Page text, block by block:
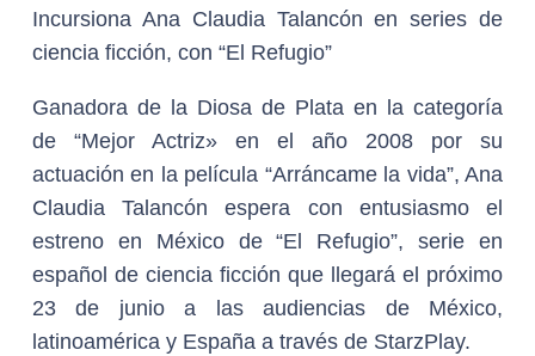
Incursiona Ana Claudia Talancón en series de
ciencia ficción, con “El Refugio”
Ganadora de la Diosa de Plata en la categoría
de “Mejor Actriz» en el año 2008 por su
actuación en la película “Arráncame la vida”, Ana
Claudia Talancón espera con entusiasmo el
estreno en México de “El Refugio”, serie en
español de ciencia ficción que llegará el próximo
23 de junio a las audiencias de México,
latinoamérica y España a través de StarzPlay.